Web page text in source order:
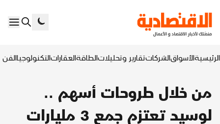
الرئيسيةالأسواقالشركاتتقارير وتحليلاتالطاقةالعقاراتالتكنولوجياالفن
من خلال طروحات أسهم ..
لوسيد تعتزم جمع 3 مليارات